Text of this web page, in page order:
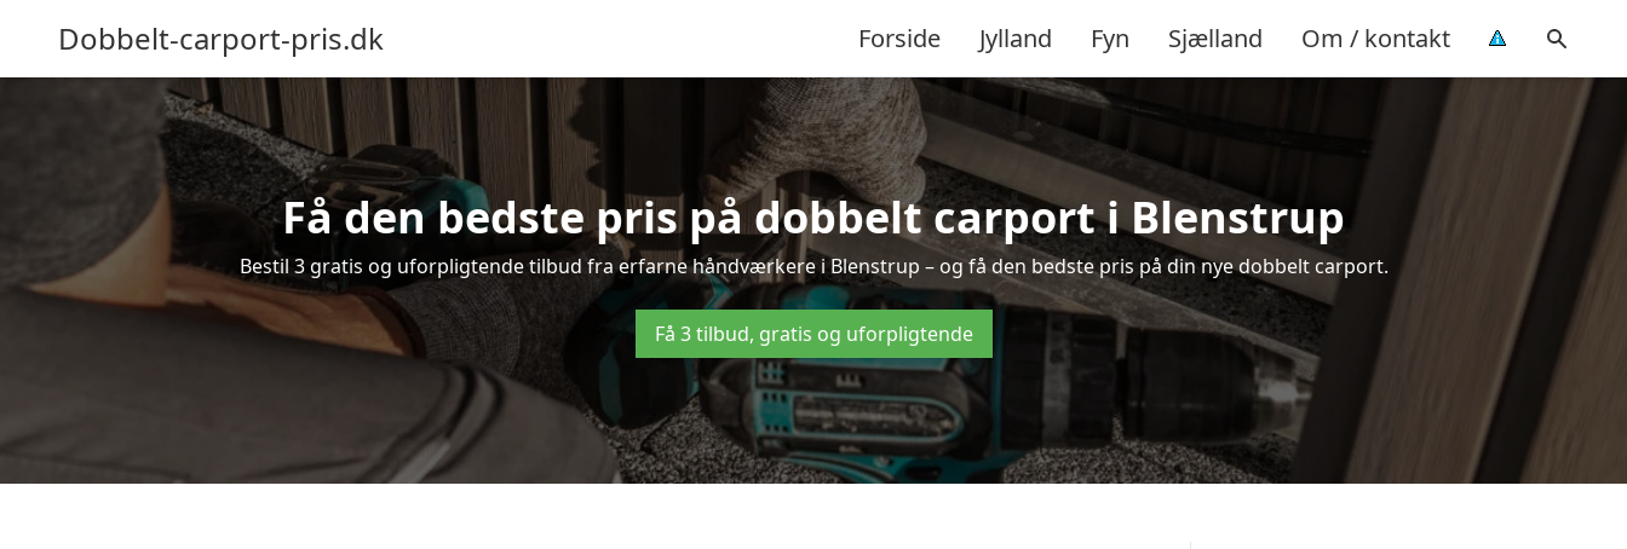
Dobbelt-carport-pris.dk Forside Jylland Fyn Sjælland Om / kontakt
Få den bedste pris på dobbelt carport i Blenstrup
Bestil 3 gratis og uforpligtende tilbud fra erfarne håndværkere i Blenstrup – og få den bedste pris på din nye dobbelt carport.
Få 3 tilbud, gratis og uforpligtende